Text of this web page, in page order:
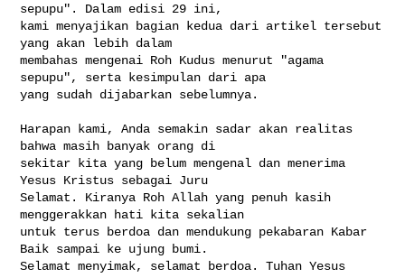
sepupu". Dalam edisi 29 ini,
kami menyajikan bagian kedua dari artikel tersebut
yang akan lebih dalam
membahas mengenai Roh Kudus menurut "agama
sepupu", serta kesimpulan dari apa
yang sudah dijabarkan sebelumnya.
Harapan kami, Anda semakin sadar akan realitas
bahwa masih banyak orang di
sekitar kita yang belum mengenal dan menerima
Yesus Kristus sebagai Juru
Selamat. Kiranya Roh Allah yang penuh kasih
menggerakkan hati kita sekalian
untuk terus berdoa dan mendukung pekabaran Kabar
Baik sampai ke ujung bumi.
Selamat menyimak, selamat berdoa. Tuhan Yesus